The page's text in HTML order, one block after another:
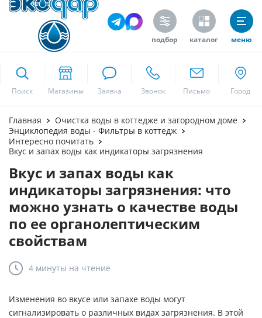
подбор каталог меню
Поиск
Москва
Главная
Очистка воды в коттедже и загородном доме
Энциклопедия воды - Фильтры в коттедж
Интересно почитать
Вкус и запах воды как индикаторы загрязнения
Вкус и запах воды как
индикаторы загрязнения: что
можно узнать о качестве воды
по ее органолептическим
свойствам
4 минуты на чтение
Изменения во вкусе или запахе воды могут
сигнализировать о различных видах загрязнения. В этой